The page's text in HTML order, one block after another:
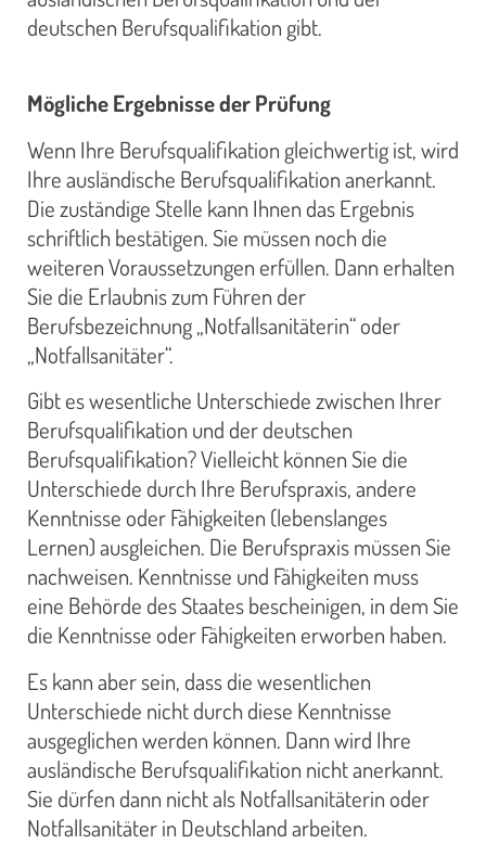
deutschen Berufsqualifikation gibt.
Mögliche Ergebnisse der Prüfung
Wenn Ihre Berufsqualifikation gleichwertig ist, wird
Ihre ausländische Berufsqualifikation anerkannt.
Die zuständige Stelle kann Ihnen das Ergebnis
schriftlich bestätigen. Sie müssen noch die
weiteren Voraussetzungen erfüllen. Dann erhalten
Sie die Erlaubnis zum Führen der
Berufsbezeichnung „Notfallsanitäterin“ oder
„Notfallsanitäter“.
Gibt es wesentliche Unterschiede zwischen Ihrer
Berufsqualifikation und der deutschen
Berufsqualifikation? Vielleicht können Sie die
Unterschiede durch Ihre Berufspraxis, andere
Kenntnisse oder Fähigkeiten (lebenslanges
Lernen) ausgleichen. Die Berufspraxis müssen Sie
nachweisen. Kenntnisse und Fähigkeiten muss
eine Behörde des Staates bescheinigen, in dem Sie
die Kenntnisse oder Fähigkeiten erworben haben.
Es kann aber sein, dass die wesentlichen
Unterschiede nicht durch diese Kenntnisse
ausgeglichen werden können. Dann wird Ihre
ausländische Berufsqualifikation nicht anerkannt.
Sie dürfen dann nicht als Notfallsanitäterin oder
Notfallsanitäter in Deutschland arbeiten.